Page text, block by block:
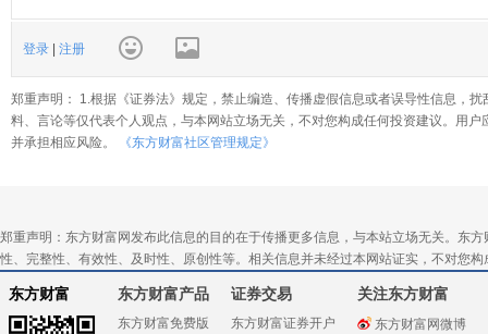
登录 注册
郑重声明： 1.根据《证券法》规定，禁止编造、传播虚假信息或者误导性信息，
料、言论等仅代表个人观点，与本网站立场无关，不对您构成任何投资建议。用
并承担相应风险。
《东方财富社区管理规定》
郑重声明：东方财富网发布此信息的目的在于传播更多信息，与本站立场无关。东
性、完整性、有效性、及时性、原创性等。相关信息并未经过本网站证实，不对您
东方财富 东方财富产品
东方财富免费版
证券交易
东方财富证券开户
关注东方财富
东方财富网微博